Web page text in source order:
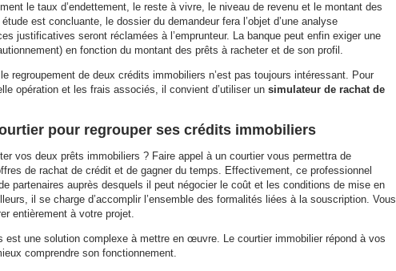
le taux d’endettement, le reste à vivre, le niveau de revenu et le montant des
est concluante, le dossier du demandeur fera l’objet d’une analyse
justificatives seront réclamées à l’emprunteur. La banque peut enfin exiger une
en fonction du montant des prêts à racheter et de son profil.
le regroupement de deux crédits immobiliers n’est pas toujours intéressant. Pour
opération et les frais associés, il convient d’utiliser un simulateur de rachat de
pour regrouper ses crédits immobiliers
vos deux prêts immobiliers ? Faire appel à un courtier vous permettra de
de rachat de crédit et de gagner du temps. Effectivement, ce professionnel
partenaires auprès desquels il peut négocier le coût et les conditions de mise en
il se charge d’accomplir l’ensemble des formalités liées à la souscription. Vous
entièrement à votre projet.
est une solution complexe à mettre en œuvre. Le courtier immobilier répond à vos
comprendre son fonctionnement.